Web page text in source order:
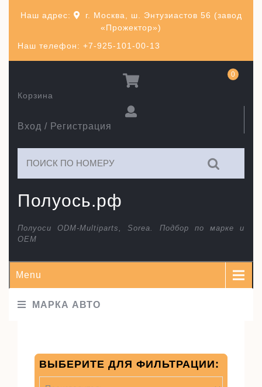
Наш телефон: +7-925-101-00-13
Наш адрес:
г. Москва, ш. Энтузиастов 56 (завод
«Прожектор»)
Полуось.рф
Полуоси ODM-Multiparts, Sorea. Подбор по марке и
ОЕМ
Вход / Регистрация
Корзина
0
Menu
МАРКА АВТО
ВЫБЕРИТЕ ДЛЯ ФИЛЬТРАЦИИ: